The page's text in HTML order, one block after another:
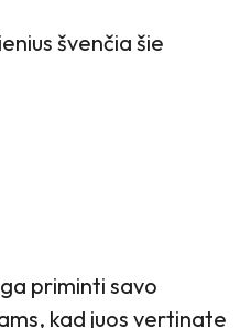
švenčia šie
priminti savo
kad juos vertinate